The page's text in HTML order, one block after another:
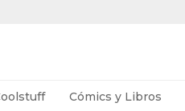
Cómics y Libros